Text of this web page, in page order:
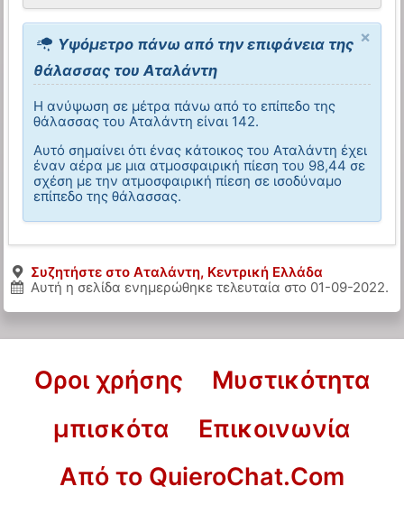
×
Υψόμετρο πάνω από την επιφάνεια της
θάλασσας του Αταλάντη
Η ανύψωση σε μέτρα πάνω από το επίπεδο της
θάλασσας του Αταλάντη είναι 142.
Αυτό σημαίνει ότι ένας κάτοικος του Αταλάντη έχει
έναν αέρα με μια ατμοσφαιρική πίεση του 98,44 σε
σχέση με την ατμοσφαιρική πίεση σε ισοδύναμο
επίπεδο της θάλασσας.
Συζητήστε στο Αταλάντη, Κεντρική Ελλάδα
Αυτή η σελίδα ενημερώθηκε τελευταία στο 01-09-2022.
Οροι χρήσης
Μυστικότητα
μπισκότα
Επικοινωνία
Από το QuieroChat.Com